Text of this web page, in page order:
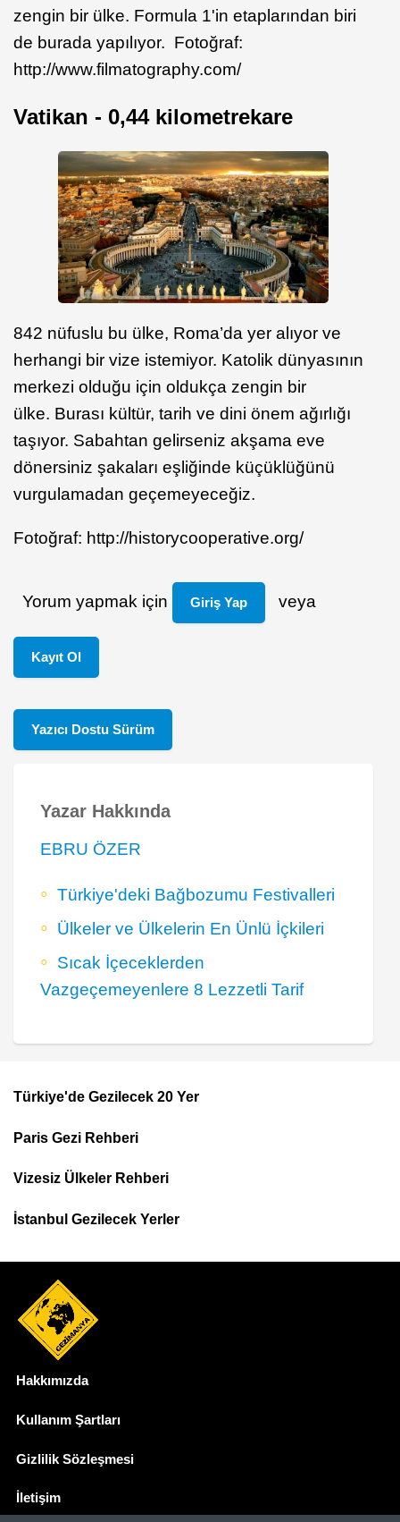
zengin bir ülke. Formula 1'in etaplarından biri
de burada yapılıyor. Fotoğraf:
http://www.filmatography.com/
Vatikan - 0,44 kilometrekare
842 nüfuslu bu ülke, Roma’da yer alıyor ve
herhangi bir vize istemiyor. Katolik dünyasının
merkezi olduğu için oldukça zengin bir
ülke. Burası kültür, tarih ve dini önem ağırlığı
taşıyor. Sabahtan gelirseniz akşama eve
dönersiniz şakaları eşliğinde küçüklüğünü
vurgulamadan geçemeyeceğiz.
Fotoğraf: http://historycooperative.org/
Yorum yapmak için Giriş Yap veya
Kayıt Ol
Yazıcı Dostu Sürüm
Yazar Hakkında
EBRU ÖZER
Türkiye'deki Bağbozumu Festivalleri
Ülkeler ve Ülkelerin En Ünlü İçkileri
Sıcak İçeceklerden
Vazgeçemeyenlere 8 Lezzetli Tarif
Footer
Top
Menu
Türkiye'de Gezilecek 20 Yer
Paris Gezi Rehberi
Vizesiz Ülkeler Rehberi
İstanbul Gezilecek Yerler
Hakkımızda
Kullanım Şartları
Gizlilik Sözleşmesi
İletişim